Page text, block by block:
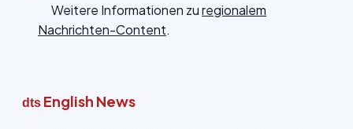
Weitere Informationen zuregionalem
Nachrichten-Content.
dts English News